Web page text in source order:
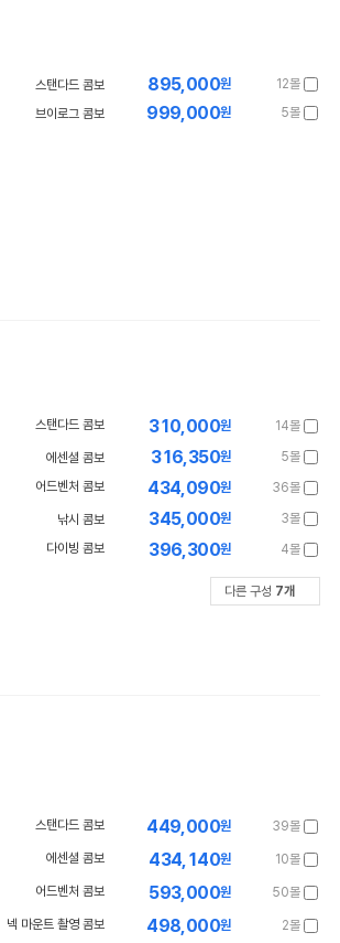
12몰
895,000원
스탠다드 콤보
5몰
999,000원
브이로그 콤보
14몰
310,000원
스탠다드 콤보
5몰
316,350원
에센셜 콤보
36몰
434,090원
어드벤처 콤보
3몰
345,000원
낚시 콤보
4몰
396,300원
다이빙 콤보
다른 구성 7개
39몰
449,000원
스탠다드 콤보
10몰
434,140원
에센셜 콤보
50몰
593,000원
어드벤처 콤보
2몰
498,000원
넥 마운트 촬영 콤보